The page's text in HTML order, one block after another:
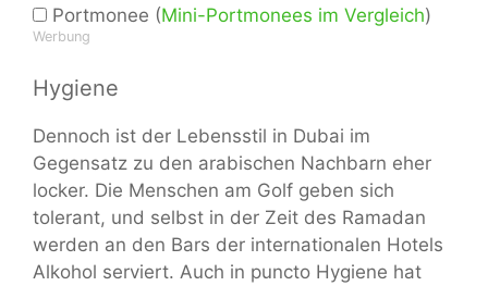
Portmonee (Mini-Portmonees im Vergleich)
Werbung
Hygiene
Dennoch ist der Lebensstil in Dubai im
Gegensatz zu den arabischen Nachbarn eher
locker. Die Menschen am Golf geben sich
tolerant, und selbst in der Zeit des Ramadan
werden an den Bars der internationalen Hotels
Alkohol serviert. Auch in puncto Hygiene hat